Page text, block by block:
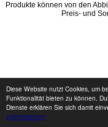
Diese Website nutzt Cookies, um
Funktionalität bieten zu können.
Dienste erklären Sie sich damit
Informationen
Produkte können von den
Preis- und